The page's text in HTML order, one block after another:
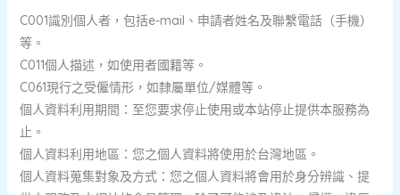
C001識別個人者，包括e-mail、申請者姓名及聯繫電話（手機）
等。
C011個人描述，如使用者國籍等。
C061現行之受僱情形，如隸屬單位/媒體等。
個人資料利用期間：至您要求停止使用或本站停止提供本服務為
止。
個人資料利用地區：您之個人資料將使用於台灣地區。
個人資料蒐集對象及方式：您之個人資料將會用於身分辨識、提